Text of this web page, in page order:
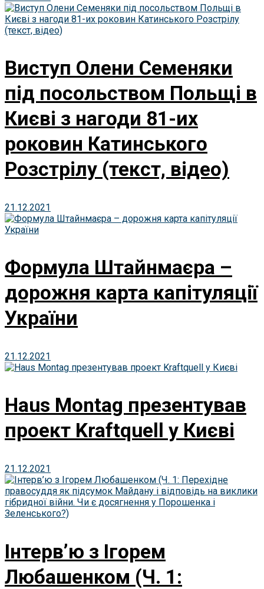
Виступ Олени Семеняки
під посольством Польщі в
Києві з нагоди 81-их
роковин Катинського
Розстрілу (текст, відео)
21.12.2021
Формула Штайнмаєра –
дорожня карта капітуляції
України
21.12.2021
Haus Montag презентував
проект Kraftquell у Києві
21.12.2021
Інтерв’ю з Ігорем
Любашенком (Ч. 1: